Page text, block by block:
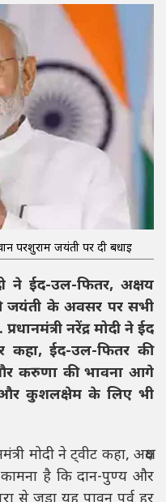
परशुराम जयंती पर दी बधाई
ने ईद-उल-फितर, अक्षय
जयंती के अवसर पर सभी
नरेंद्र मोदी ने ईद
कहा, ईद-उल-फितर की
करुणा की भावना आगे
कुशलक्षेम के लिए भी
मोदी ने ट्वीट कहा, अक्षय
है कि दान-पुण्य और